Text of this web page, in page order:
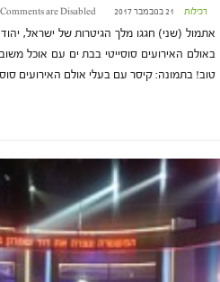
רכילות 21 בנובמבר 2017 at 16:14 Comments are Disabled
אתמול (שני) חגגו מלך הגיטרות של ישראל,
באולם האירועים סוסייטי בבת ים עם אוכל
טוב! בתמונה: קיסר עם בעלי אולם האירועים